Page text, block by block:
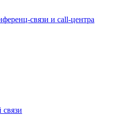
связи и call-центра
связи